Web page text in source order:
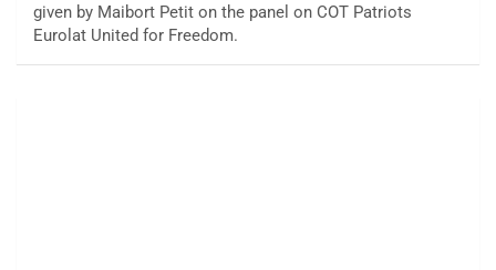
given by Maibort Petit on the panel on COT Patriots
Eurolat United for Freedom.